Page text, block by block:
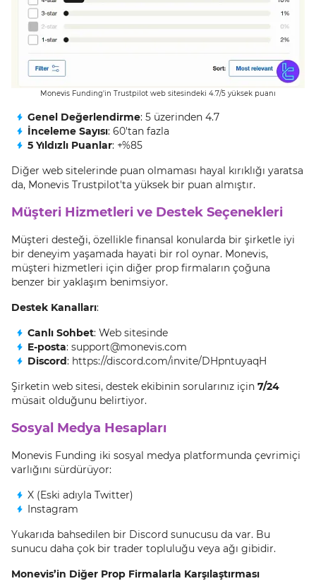
Monevis Funding'in Trustpilot web sitesindeki 4.7/5 yüksek puanı
Genel Değerlendirme: 5 üzerinden 4.7
İnceleme Sayısı: 60'tan fazla
5 Yıldızlı Puanlar: +%85
Diğer web sitelerinde puan olmaması hayal kırıklığı yaratsa
da, Monevis Trustpilot'ta yüksek bir puan almıştır.
Müşteri Hizmetleri ve Destek Seçenekleri
Müşteri desteği, özellikle finansal konularda bir şirketle iyi
bir deneyim yaşamada hayati bir rol oynar. Monevis,
müşteri hizmetleri için diğer prop firmaların çoğuna
benzer bir yaklaşım benimsiyor.
Destek Kanalları:
Canlı Sohbet: Web sitesinde
E-posta: support@monevis.com
Discord: https://discord.com/invite/DHpntuyaqH
Şirketin web sitesi, destek ekibinin sorularınız için 7/24
müsait olduğunu belirtiyor.
Sosyal Medya Hesapları
Monevis Funding iki sosyal medya platformunda çevrimiçi
varlığını sürdürüyor:
X (Eski adıyla Twitter)
Instagram
Yukarıda bahsedilen bir Discord sunucusu da var. Bu
sunucu daha çok bir trader topluluğu veya ağı gibidir.
Monevis’in Diğer Prop Firmalarla Karşılaştırması